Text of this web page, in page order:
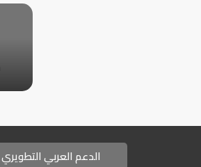
الدعم العربي التطويري